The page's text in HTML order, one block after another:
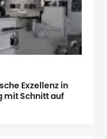
Exzellenz in
mit Schnitt auf